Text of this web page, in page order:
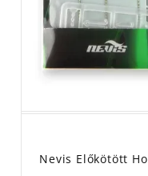
Nevis Előkötött